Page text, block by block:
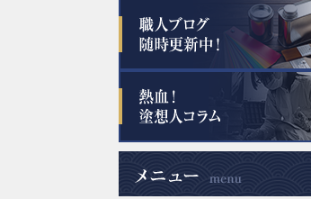
2025年7月
2025年5月
2025年4月